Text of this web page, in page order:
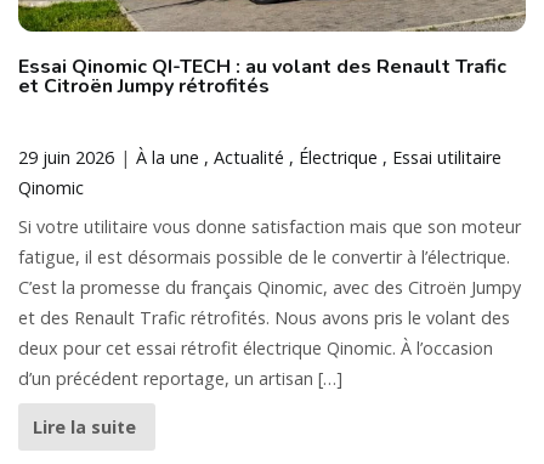
Essai Qinomic QI-TECH : au volant des Renault Trafic
et Citroën Jumpy rétrofités
29 juin 2026 À la une Actualité Électrique
Essai utilitaire
Qinomic
Si votre utilitaire vous donne satisfaction mais que son moteur
fatigue, il est désormais possible de le convertir à l’électrique.
C’est la promesse du français Qinomic, avec des Citroën Jumpy
et des Renault Trafic rétrofités. Nous avons pris le volant des
deux pour cet essai rétrofit électrique Qinomic. À l’occasion
d’un précédent reportage, un artisan […]
Lire la suite